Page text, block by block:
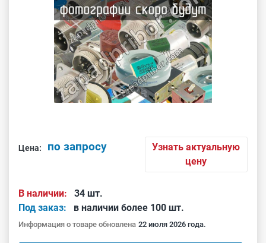
Цена: по запросу
Узнать актуальную
цену
В наличии:
34 шт.
Под заказ:
в наличии более 100 шт.
Информация о товаре обновлена 22 июля 2026 года.